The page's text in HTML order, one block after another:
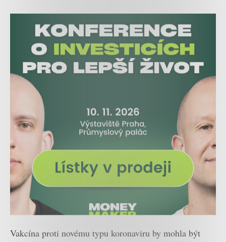
Vakcína proti novému typu koronaviru by mohla být